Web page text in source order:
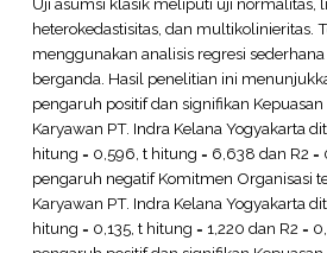
heterokedastisitas, dan multikolinieritas.
menggunakan analisis regresi
berganda. Hasil penelitian ini
pengaruh positif dan signifikan
Karyawan PT. Indra Kelana Yogyakarta
hitung = 0,596, t hitung = 6,638 dan R2 =
pengaruh negatif Komitmen Organisasi
Karyawan PT. Indra Kelana Yogyakarta
hitung = 0,135, t hitung = 1,220 dan R2 =